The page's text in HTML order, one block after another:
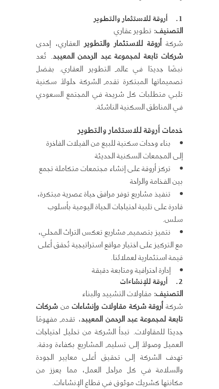
1. أروقة للاستثمار والتطوير
التصنيف: تطوير عقاري
شركةأروقة للاستثمار والتطوير العقاري، إحدى
شركات تابعة لمجموعة عبد الرحمن المعيبد. تُعد
نبضًا جديدًا في عالم التطوير العقاري. بفضل
تصميماتها المبتكرة تقدم الشركة حلولاً سكنية
تلبي متطلبات كل شريحة في المجتمع السعودي
في المناطق السكنية الناشئة.
خدماتأروقة للاستثمار والتطوير
بناء وحدات سكنية للبيع من الفيلات الفاخرة
إلى المجمعات السكنية الحديثة
تركز أروقة على إنشاء مجتمعات متكاملة تجمع
بين الفخامة والراحة
تنفيذ مشاريع توفر مرافق حياة عصرية مبتكرة،
قادرة على تلبية احتياجات الحياة اليومية بأسلوب
سلس.
نتميز بتصميم مشاريع تعكس التراث المحلي،
مع التركيز على اختيار مواقع استراتيجية تُحقق أعلى
قيمة استثمارية لعملائنا.
إدارة احترافية ومتابعة دقيقة
2. أروقة للإنشاءات
التصنيف: مقاولات التشييد والبناء
شركةأروقة شركة مقاولات وإنشاءاتمن شركات
تابعة لمجموعة عبد الرحمن المعيبد، تقدم مفهومًا
جديدًا للمقاولات. تبدأ الشركة من تحليل احتياجات
العميل وصولاً إلى تسليم المشاريع بكفاءة ودقة.
تهدف الشركة إلى تحقيق أعلى معايير الجودة
والسلامة في كل مراحل العمل، مما يعزز من
مكانتها كشريك موثوق في قطاع الإنشاءات.